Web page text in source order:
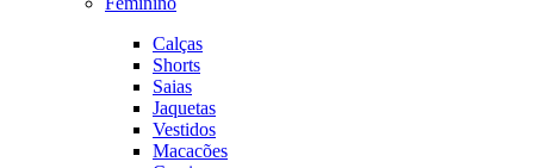
Calças
Shorts
Saias
Jaquetas
Vestidos
Macacões